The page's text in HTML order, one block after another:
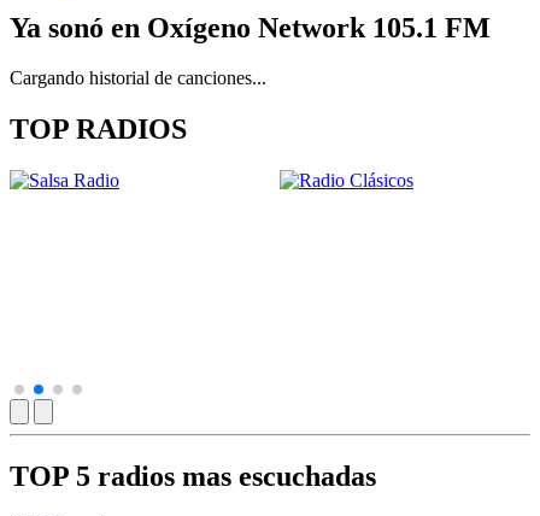
Ya sonó en Oxígeno Network 105.1 FM
Cargando historial de canciones...
TOP RADIOS
TOP 5 radios mas escuchadas